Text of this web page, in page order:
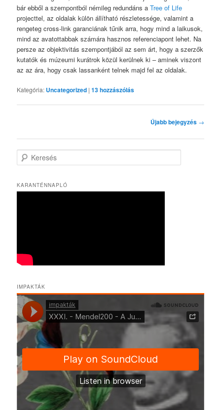
bár ebből a szempontból némileg redundáns aTree of Life
projecttel, az oldalak külön állítható részletessége, valamint a
rengeteg cross-link garanciának tűnik arra, hogy mind a laikusok,
mind az avatottabbak számára hasznos referenciapont lehet. Na
persze az objektivitás szempontjából az sem árt, hogy a szerzők
kutatók és múzeumi kurátrok közül kerülnek ki – aminek viszont
az az ára, hogy csak lassanként telnek majd fel az oldalak.
Kategória: Uncategorized |13hozzászólás
Újabb bejegyzés →
e
e
s
KARANTÉNNAPLÓ
IMPAKTÁK